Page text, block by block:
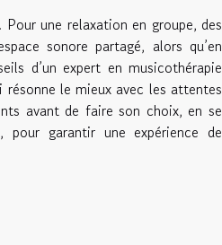
une relaxation en groupe, des
sonore partagé, alors qu’en
d’un expert en musicothérapie
résonne le mieux avec les attentes
avant de faire son choix, en se
garantir une expérience de